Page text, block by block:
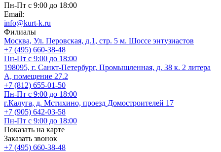
Пн-Пт с 9:00 до 18:00
Email:
info@kurt-k.ru
Филиалы
Москва, Ул. Перовская, д.1, стр. 5 м. Шоссе энтузиастов
+7 (495) 660-38-48
Пн-Пт с 9:00 до 18:00
198095, г. Санкт-Петербург, Промышленная, д. 38 к. 2 литера
А, помещение 27.2
+7 (812) 655-01-50
Пн-Пт с 9:00 до 18:00
г.Калуга, д. Мстихино, проезд Домостроителей 17
+7 (905) 642-03-58
Пн-Пт с 9:00 до 18:00
Показать на карте
Заказать звонок
+7 (495) 660-38-48